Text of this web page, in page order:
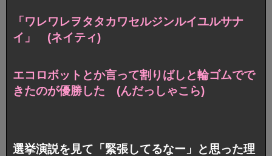
「ワレワレヲタタカワセルジンルイユルサナ
イ」 (ネイティ)
エコロボットとか言って割りばしと輪ゴムでで
きたのが優勝した (んだっしゃこら)
選挙演説を見て「緊張してるなー」と思った理